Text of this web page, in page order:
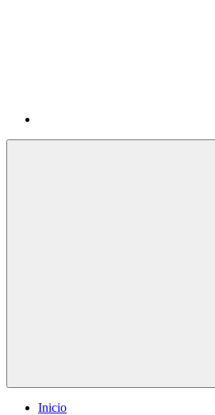
Inicio